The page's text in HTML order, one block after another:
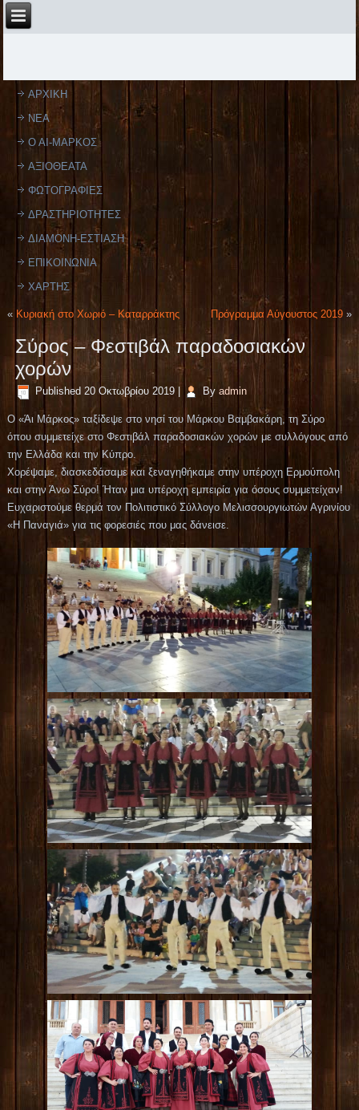
ΑΡΧΙΚΗ
ΝΕΑ
Ο ΑΙ-ΜΑΡΚΟΣ
ΑΞΙΟΘΕΑΤΑ
ΦΩΤΟΓΡΑΦΙΕΣ
ΔΡΑΣΤΗΡΙΟΤΗΤΕΣ
ΔΙΑΜΟΝΗ-ΕΣΤΙΑΣΗ
ΕΠΙΚΟΙΝΩΝΙΑ
ΧΑΡΤΗΣ
« Κυριακή στο Χωριό – Καταρράκτης Πρόγραμμα Αύγουστος 2019»
Σύρος – Φεστιβάλ παραδοσιακών
χορών
Published 20 Οκτωβρίου 2019 By admin
Ο «Άι Μάρκος» ταξίδεψε στο νησί του Μάρκου Βαμβακάρη, τη Σύρο
όπου συμμετείχε στο Φεστιβάλ παραδοσιακών χορών με συλλόγους από
την Ελλάδα και την Κύπρο.
Χορέψαμε, διασκεδάσαμε και ξεναγηθήκαμε στην υπέροχη Ερμούπολη
και στην Άνω Σύρο! Ήταν μια υπέροχη εμπειρία για όσους συμμετείχαν!
Ευχαριστούμε θερμά τον Πολιτιστικό Σύλλογο Μελισσουργιωτών Αγρινίου
«Η Παναγιά» για τις φορεσιές που μας δάνεισε.